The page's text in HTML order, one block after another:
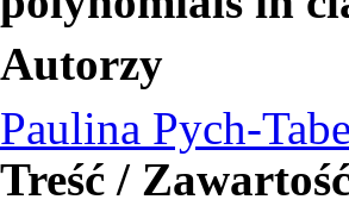
Autorzy
Paulina Pych-
Treść /